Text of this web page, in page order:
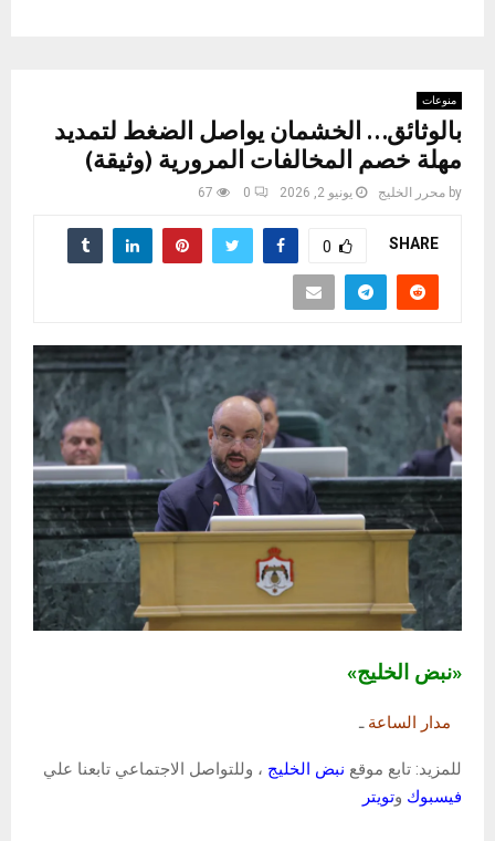
منوعات
بالوثائق… الخشمان يواصل الضغط لتمديد
مهلة خصم المخالفات المرورية (وثيقة)
by محرر الخليج يونيو 2, 2026 0
67
SHARE
0
«نبض الخليج»
مدار الساعةـ
للمزيد: تابع موقع نبض الخليج ، وللتواصل الاجتماعي تابعنا علي
فيسبوك وتويتر